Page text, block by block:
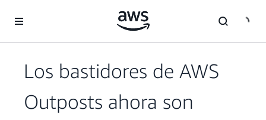
Los bastidores de AWS
Outposts ahora son